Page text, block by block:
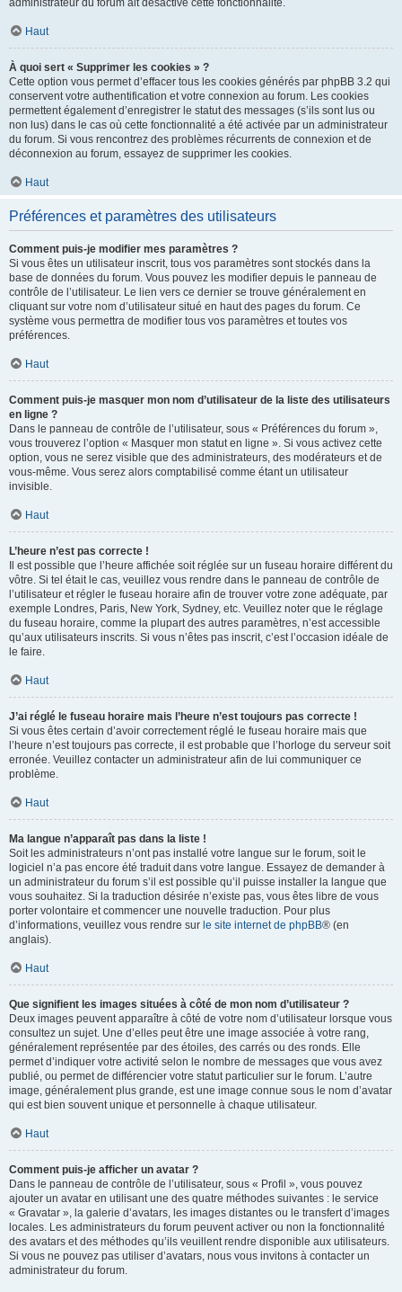
administrateur du forum ait désactivé cette fonctionnalité.
Haut
À quoi sert « Supprimer les cookies » ?
Cette option vous permet d’effacer tous les cookies générés par phpBB 3.2 qui
conservent votre authentification et votre connexion au forum. Les cookies
permettent également d’enregistrer le statut des messages (s’ils sont lus ou
non lus) dans le cas où cette fonctionnalité a été activée par un administrateur
du forum. Si vous rencontrez des problèmes récurrents de connexion et de
déconnexion au forum, essayez de supprimer les cookies.
Haut
Préférences et paramètres des utilisateurs
Comment puis-je modifier mes paramètres ?
Si vous êtes un utilisateur inscrit, tous vos paramètres sont stockés dans la
base de données du forum. Vous pouvez les modifier depuis le panneau de
contrôle de l’utilisateur. Le lien vers ce dernier se trouve généralement en
cliquant sur votre nom d’utilisateur situé en haut des pages du forum. Ce
système vous permettra de modifier tous vos paramètres et toutes vos
préférences.
Haut
Comment puis-je masquer mon nom d’utilisateur de la liste des utilisateurs
en ligne ?
Dans le panneau de contrôle de l’utilisateur, sous « Préférences du forum »,
vous trouverez l’option « Masquer mon statut en ligne ». Si vous activez cette
option, vous ne serez visible que des administrateurs, des modérateurs et de
vous-même. Vous serez alors comptabilisé comme étant un utilisateur
invisible.
Haut
L’heure n’est pas correcte !
Il est possible que l’heure affichée soit réglée sur un fuseau horaire différent du
vôtre. Si tel était le cas, veuillez vous rendre dans le panneau de contrôle de
l’utilisateur et régler le fuseau horaire afin de trouver votre zone adéquate, par
exemple Londres, Paris, New York, Sydney, etc. Veuillez noter que le réglage
du fuseau horaire, comme la plupart des autres paramètres, n’est accessible
qu’aux utilisateurs inscrits. Si vous n’êtes pas inscrit, c’est l’occasion idéale de
le faire.
Haut
J’ai réglé le fuseau horaire mais l’heure n’est toujours pas correcte !
Si vous êtes certain d’avoir correctement réglé le fuseau horaire mais que
l’heure n’est toujours pas correcte, il est probable que l’horloge du serveur soit
erronée. Veuillez contacter un administrateur afin de lui communiquer ce
problème.
Haut
Ma langue n’apparaît pas dans la liste !
Soit les administrateurs n’ont pas installé votre langue sur le forum, soit le
logiciel n’a pas encore été traduit dans votre langue. Essayez de demander à
un administrateur du forum s’il est possible qu’il puisse installer la langue que
vous souhaitez. Si la traduction désirée n’existe pas, vous êtes libre de vous
porter volontaire et commencer une nouvelle traduction. Pour plus
d’informations, veuillez vous rendre sur le site internet de phpBB® (en
anglais).
Haut
Que signifient les images situées à côté de mon nom d’utilisateur ?
Deux images peuvent apparaître à côté de votre nom d’utilisateur lorsque vous
consultez un sujet. Une d’elles peut être une image associée à votre rang,
généralement représentée par des étoiles, des carrés ou des ronds. Elle
permet d’indiquer votre activité selon le nombre de messages que vous avez
publié, ou permet de différencier votre statut particulier sur le forum. L’autre
image, généralement plus grande, est une image connue sous le nom d’avatar
qui est bien souvent unique et personnelle à chaque utilisateur.
Haut
Comment puis-je afficher un avatar ?
Dans le panneau de contrôle de l’utilisateur, sous « Profil », vous pouvez
ajouter un avatar en utilisant une des quatre méthodes suivantes : le service
« Gravatar », la galerie d’avatars, les images distantes ou le transfert d’images
locales. Les administrateurs du forum peuvent activer ou non la fonctionnalité
des avatars et des méthodes qu’ils veuillent rendre disponible aux utilisateurs.
Si vous ne pouvez pas utiliser d’avatars, nous vous invitons à contacter un
administrateur du forum.